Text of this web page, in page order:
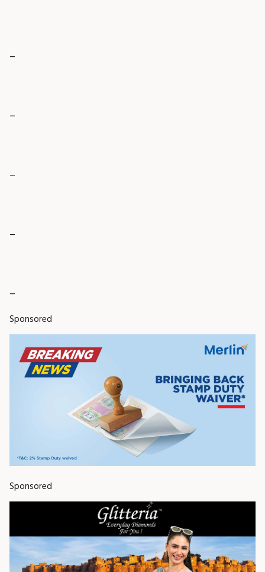
_
_
_
_
_
Sponsored
Sponsored